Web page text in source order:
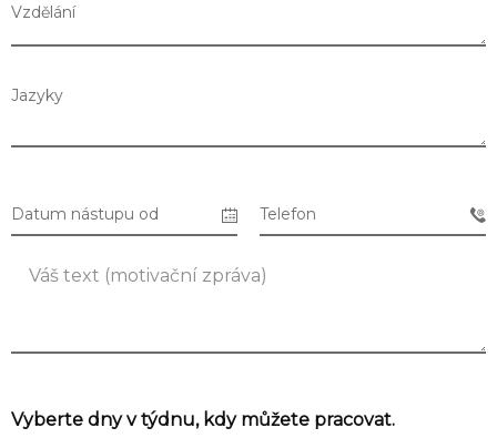
Seznam prodejen
Vzdělání
Jazyky
Datum nástupu od Telefon
Vyberte dny v týdnu, kdy můžete pracovat.